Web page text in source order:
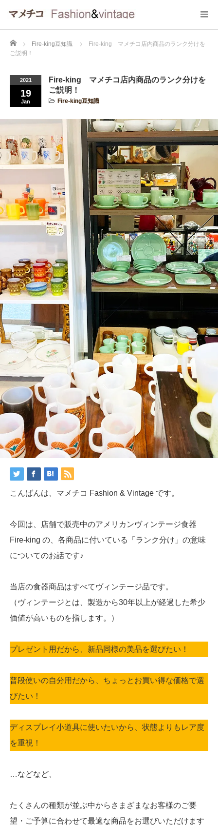
Home Fire-king豆知識
Fire-king マメチコ店内商品のランク分けを
ご説明！
2021
19
Jan
Fire-king マメチコ店内商品のランク分けを
ご説明！
Fire-king豆知識
こんばんは、マメチコ Fashion & Vintage です。
今回は、店舗で販売中のアメリカンヴィンテージ食器
Fire-king の、各商品に付いている「ランク分け」の意味
についてのお話です♪
当店の食器商品はすべてヴィンテージ品です。
（ヴィンテージとは、製造から30年以上が経過した希少
価値が高いものを指します。）
プレゼント用だから、新品同様の美品を選びたい！
普段使いの自分用だから、ちょっとお買い得な価格で選
びたい！
ディスプレイ小道具に使いたいから、状態よりもレア度
を重視！
…などなど、
たくさんの種類が並ぶ中からさまざまなお客様のご要
望・ご予算に合わせて最適な商品をお選びいただけます